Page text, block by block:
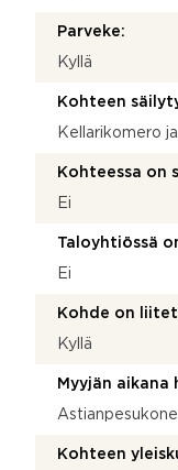
Parveke:
Kyllä
Kohteen
Kellarikomero
Kohteessa on
Ei
Taloyhtiössä
Ei
Kohde on
Kyllä
Myyjän
Kohteen